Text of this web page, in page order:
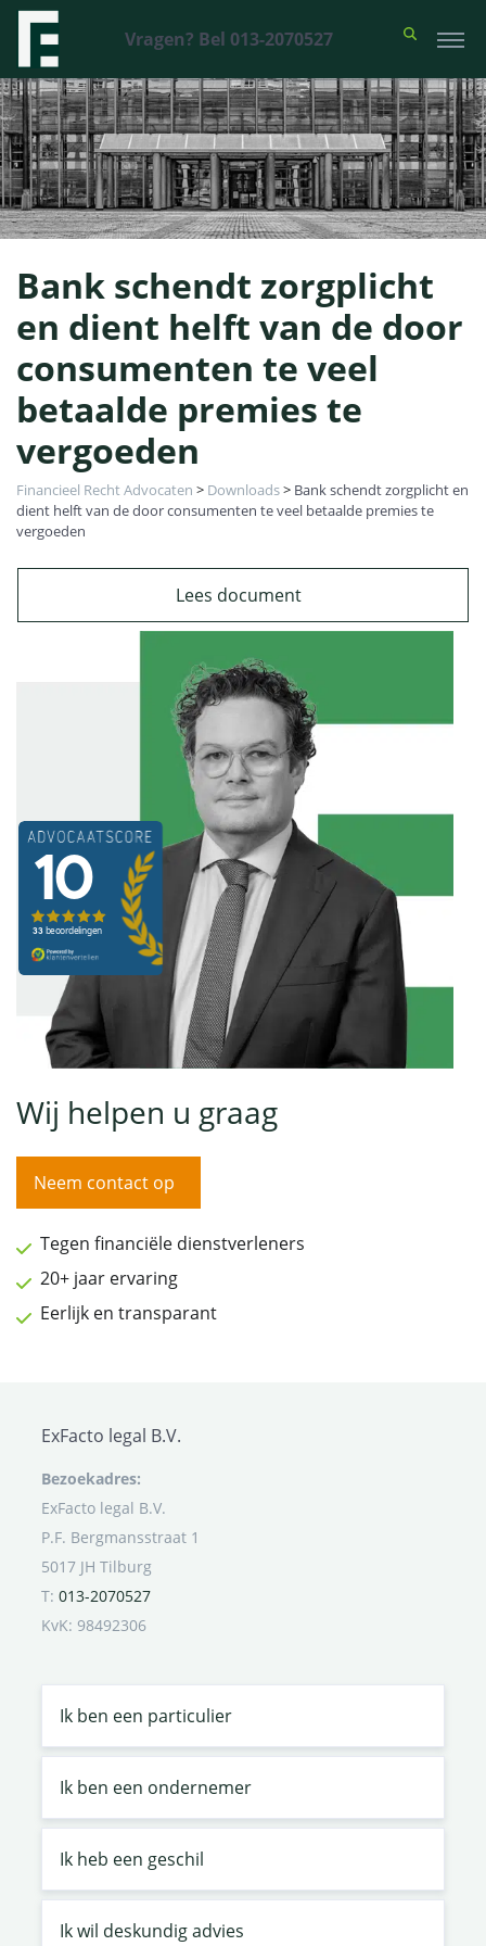
Vragen? Bel 013-2070527
Bank schendt zorgplicht
en dient helft van de door
consumenten te veel
betaalde premies te
vergoeden
Financieel Recht Advocaten > Downloads> Bank schendt zorgplicht en
dient helft van de door consumenten te veel betaalde premies te
vergoeden
Lees document
Wij helpen u graag
Neem contact op
Tegen financiële dienstverleners
20+ jaar ervaring
Eerlijk en transparant
ExFacto legal B.V.
Bezoekadres:
ExFacto legal B.V.
P.F. Bergmansstraat 1
5017 JH Tilburg
T: 013-2070527
KvK: 98492306
Ik ben een particulier
Ik ben een ondernemer
Ik heb een geschil
Ik wil deskundig advies